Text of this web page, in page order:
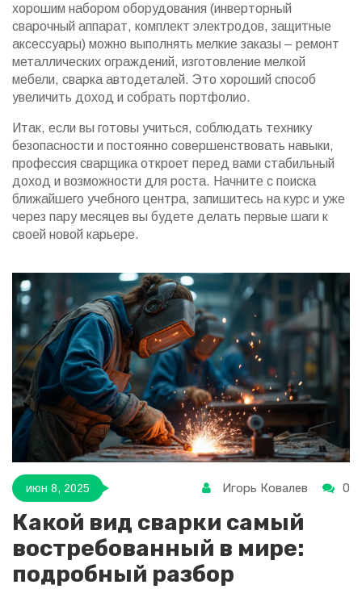
хорошим набором оборудования (инверторный
сварочный аппарат, комплект электродов, защитные
аксессуары) можно выполнять мелкие заказы – ремонт
металлических ограждений, изготовление мелкой
мебели, сварка автодеталей. Это хороший способ
увеличить доход и собрать портфолио.
Итак, если вы готовы учиться, соблюдать технику
безопасности и постоянно совершенствовать навыки,
профессия сварщика откроет перед вами стабильный
доход и возможности для роста. Начните с поиска
ближайшего учебного центра, запишитесь на курс и уже
через пару месяцев вы будете делать первые шаги к
своей новой карьере.
июн 8, 2025 Игорь Ковалев 0
Какой вид сварки самый
востребованный в мире:
подробный разбор